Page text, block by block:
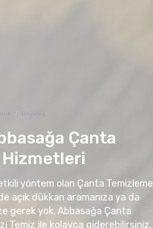
Beşiktaş
Çanta
yöntem olan Çanta Temizleme
açık dükkan aramanıza ya da
gerek yok. Abbasağa Çanta
Temiz ile kolayca giderebilirsiniz.